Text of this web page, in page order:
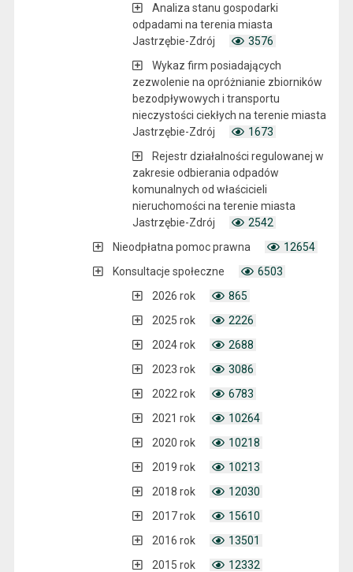
Analiza stanu gospodarki
odpadami na terenia miasta
Jastrzębie-Zdrój
3576
Wykaz firm posiadających
zezwolenie na opróżnianie zbiorników
bezodpływowych i transportu
nieczystości ciekłych na terenie miasta
Jastrzębie-Zdrój
1673
Rejestr działalności regulowanej w
zakresie odbierania odpadów
komunalnych od właścicieli
nieruchomości na terenie miasta
Jastrzębie-Zdrój
2542
Nieodpłatna pomoc prawna
12654
Konsultacje społeczne
6503
2026 rok
865
2025 rok
2226
2024 rok
2688
2023 rok
3086
2022 rok
6783
2021 rok
10264
2020 rok
10218
2019 rok
10213
2018 rok
12030
2017 rok
15610
2016 rok
13501
2015 rok
12332